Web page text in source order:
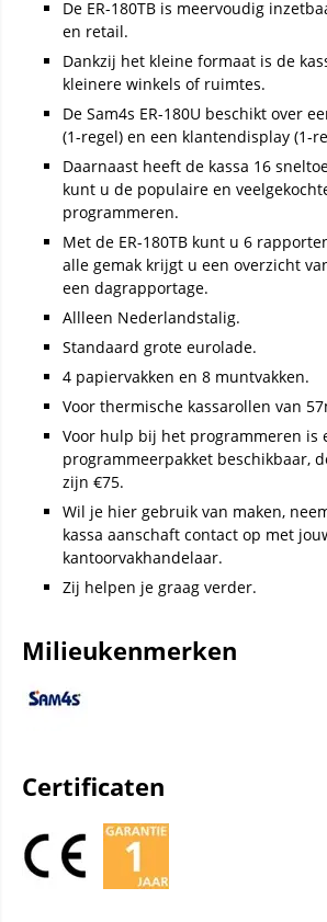
De ER-180TB is meervoudig
en retail.
Dankzij het kleine formaat is de
kleinere winkels of ruimtes.
De Sam4s ER-180U beschikt over
(1-regel) en een klantendisplay (1-
Daarnaast heeft de kassa 16
kunt u de populaire en
programmeren.
Met de ER-180TB kunt u 6
alle gemak krijgt u een overzicht
een dagrapportage.
Allleen Nederlandstalig.
Standaard grote eurolade.
4 papiervakken en 8 muntvakken.
Voor thermische kassarollen van
Voor hulp bij het programmeren is
programmeerpakket beschikbaar,
zijn €75.
Wil je hier gebruik van maken,
kassa aanschaft contact op met
kantoorvakhandelaar.
Zij helpen je graag verder.
Milieukenmerken
Certificaten